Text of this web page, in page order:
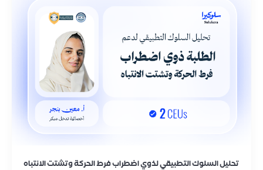
تحليل السلوك التطبيقي لذوي اضطراب فرط الحركة وتشتت الانتباه